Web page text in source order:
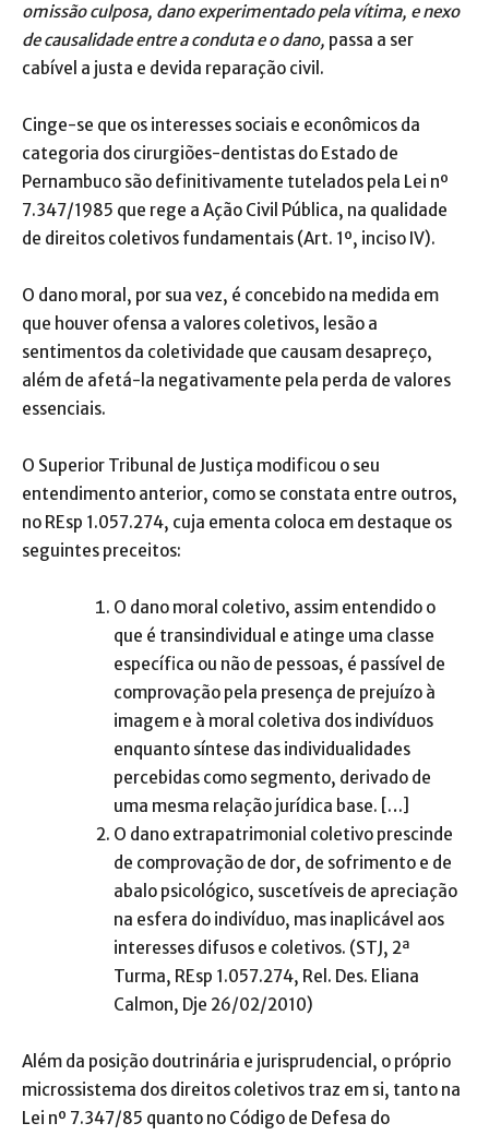
omissão culposa, dano experimentado pela vítima, e nexo
de causalidade entre a conduta e o dano, passa a ser
cabível a justa e devida reparação civil.
Cinge-se que os interesses sociais e econômicos da
categoria dos cirurgiões-dentistas do Estado de
Pernambuco são definitivamente tutelados pela Lei nº
7.347/1985 que rege a Ação Civil Pública, na qualidade
de direitos coletivos fundamentais (Art. 1º, inciso IV).
O dano moral, por sua vez, é concebido na medida em
que houver ofensa a valores coletivos, lesão a
sentimentos da coletividade que causam desapreço,
além de afetá-la negativamente pela perda de valores
essenciais.
O Superior Tribunal de Justiça modificou o seu
entendimento anterior, como se constata entre outros,
no REsp 1.057.274, cuja ementa coloca em destaque os
seguintes preceitos:
O dano moral coletivo, assim entendido o
que é transindividual e atinge uma classe
específica ou não de pessoas, é passível de
comprovação pela presença de prejuízo à
imagem e à moral coletiva dos indivíduos
enquanto síntese das individualidades
percebidas como segmento, derivado de
uma mesma relação jurídica base. […]
O dano extrapatrimonial coletivo prescinde
de comprovação de dor, de sofrimento e de
abalo psicológico, suscetíveis de apreciação
na esfera do indivíduo, mas inaplicável aos
interesses difusos e coletivos. (STJ, 2ª
Turma, REsp 1.057.274, Rel. Des. Eliana
Calmon, Dje 26/02/2010)
Além da posição doutrinária e jurisprudencial, o próprio
microssistema dos direitos coletivos traz em si, tanto na
Lei nº 7.347/85 quanto no Código de Defesa do